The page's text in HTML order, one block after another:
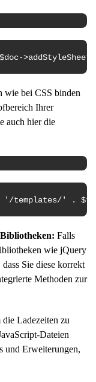
$doc->addStyleSheet
wie bei CSS binden
Ihrer
auch hier die
'/templates/' .
Falls
wie jQuery
Sie diese korrekt
Methoden zur
die Ladezeiten zu
Dateien
und Erweiterungen,